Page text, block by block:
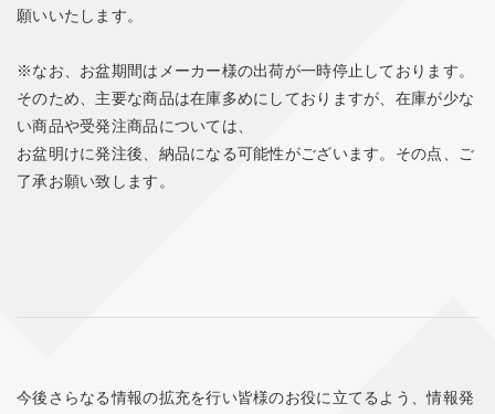
願いいたします。
※なお、お盆期間はメーカー様の出荷が一時停止しております。
そのため、主要な商品は在庫多めにしておりますが、在庫が少な
い商品や受発注商品については、
お盆明けに発注後、納品になる可能性がございます。その点、ご
了承お願い致します。
今後さらなる情報の拡充を行い皆様のお役に立てるよう、情報発